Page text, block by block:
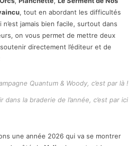
, tout en abordant les difficultés
n’est jamais bien facile, surtout dans
on vous permet de mettre deux
directement l’éditeur et de
Quantum & Woody, c’est par là !
dans la braderie de l’année, c’est par ici
une année 2026 qui va se montrer